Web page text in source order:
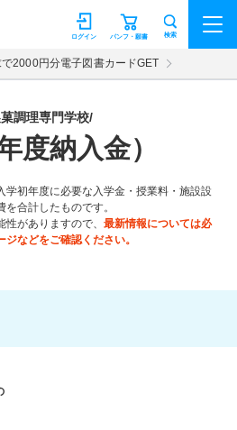
パンフ・願書
ログイン 検索
で2000円分電子図書カードGET
調理専門学校/
度納入金）
初年度に必要な入学金・授業料・施設設
合計したものです。
がありますので、 最新情報については必
などをご確認ください。